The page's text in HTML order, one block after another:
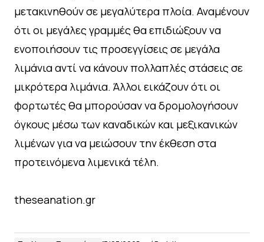
μετακινηθούν σε μεγαλύτερα πλοία. Αναμένουν
ότι οι μεγάλες γραμμές θα επιδιώξουν να
ενοποιήσουν τις προσεγγίσεις σε μεγάλα
λιμάνια αντί να κάνουν πολλαπλές στάσεις σε
μικρότερα λιμάνια. Άλλοι εικάζουν ότι οι
φορτωτές θα μπορούσαν να δρομολογήσουν
όγκους μέσω των καναδικών και μεξικανικών
λιμένων για να μειώσουν την έκθεση στα
προτεινόμενα λιμενικά τέλη.
theseanation.gr